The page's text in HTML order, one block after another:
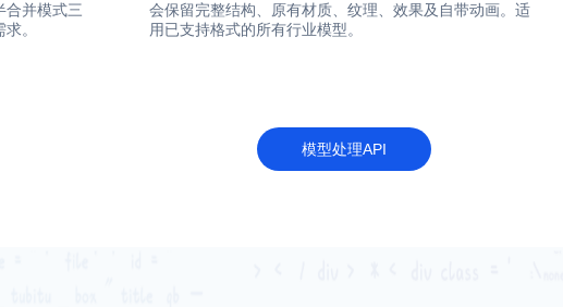
合并模式三
。
会保留完整结构、原有材质、纹理、效果及自带动画。适
用已支持格式的所有行业模型。
模型处理API